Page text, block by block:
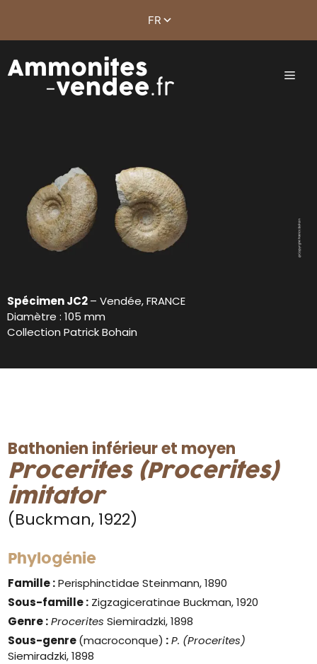
Spécimen JC2– Vendée, FRANCE
Diamètre : 105 mm
Collection Patrick Bohain
Bathonien inférieur et moyen
Procerites (Procerites)
imitator
(Buckman, 1922)
Phylogénie
Famille :Perisphinctidae Steinmann, 1890
Sous-famille : Zigzagiceratinae Buckman, 1920
Genre: Procerites Siemiradzki, 1898
Sous-genre(macroconque) :P. (Procerites)
Siemiradzki, 1898